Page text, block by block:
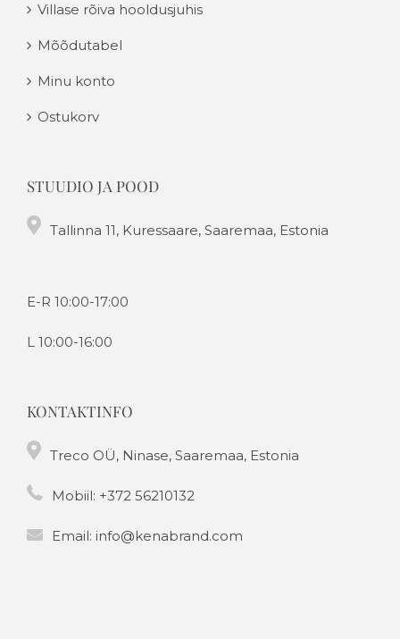
Villase rõiva hooldusjuhis
Mõõdutabel
Minu konto
Ostukorv
STUUDIO JA POOD
Tallinna 11, Kuressaare, Saaremaa, Estonia
E-R 10:00-17:00
L 10:00-16:00
KONTAKTINFO
Treco OÜ, Ninase, Saaremaa, Estonia
Mobiil: +372 56210132
Email: info@kenabrand.com